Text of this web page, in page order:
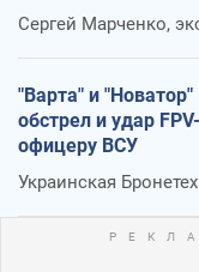
Сергей Марченко,
"Варта" и
обстрел и удар
офицеру ВСУ
Украинская